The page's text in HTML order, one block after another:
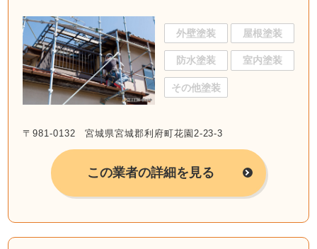
外壁塗装 屋根塗装
防水塗装 室内塗装
その他塗装
〒981-0132 宮城県宮城郡利府町花園2-23-3
この業者の詳細を見る